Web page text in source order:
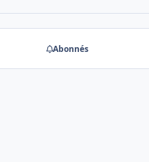
Abonnés